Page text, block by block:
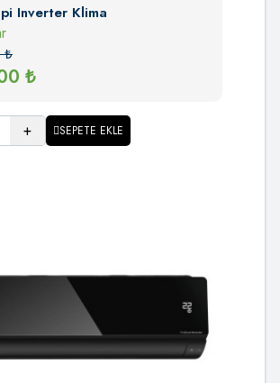
Inverter Klima
₺
₺
+ SEPETE EKLE